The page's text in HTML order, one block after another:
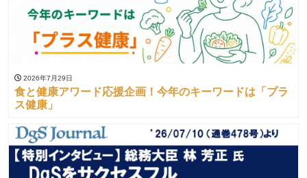
2026年7月29日
食と健康アワード応援企画！今年のキーワードは「プラ
ス健康」